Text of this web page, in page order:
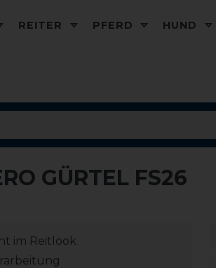
REITER PFERD HUND
GÜRTEL FS26
im Reitlook